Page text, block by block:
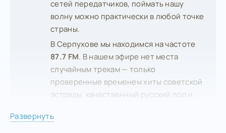
сетей передатчиков, поймать нашу
волну можно практически в любой точке
страны.
В Серпухове мы находимся на частоте
87.7 FM. В нашем эфире нет места
случайным трекам — только
проверенные временем хиты советской
эстрады, качественный русский поп и
для долгой дороги. Но музыка — лишь
Развернуть